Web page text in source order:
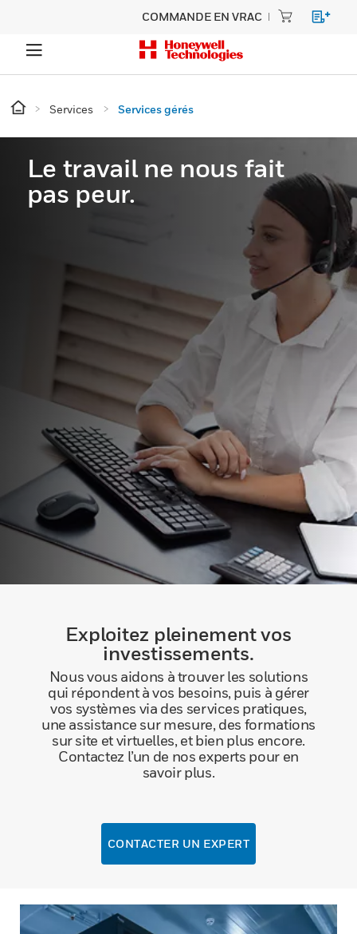
COMMANDE EN VRAC
Services Services gérés
Le travail ne nous fait
pas peur.
Exploitez pleinement vos
investissements.
Nous vous aidons à trouver les solutions
qui répondent à vos besoins, puis à gérer
vos systèmes via des services pratiques,
une assistance sur mesure, des formations
sur site et virtuelles, et bien plus encore.
Contactez l’un de nos experts pour en
savoir plus.
CONTACTER UN EXPERT